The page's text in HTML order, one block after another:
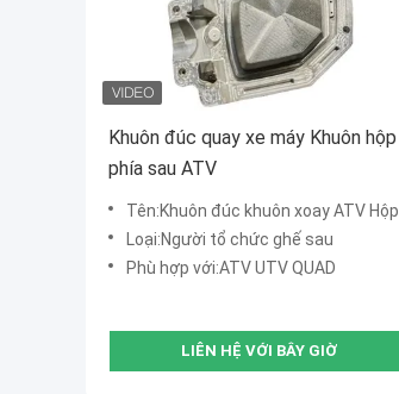
Khuôn đúc quay xe máy Khuôn hộp
phía sau ATV
Tên:Khuôn đúc khuôn xoay ATV Hộp đuôi
Loại:Người tổ chức ghế sau
Phù hợp với:ATV UTV QUAD
LIÊN HỆ VỚI BÂY GIỜ